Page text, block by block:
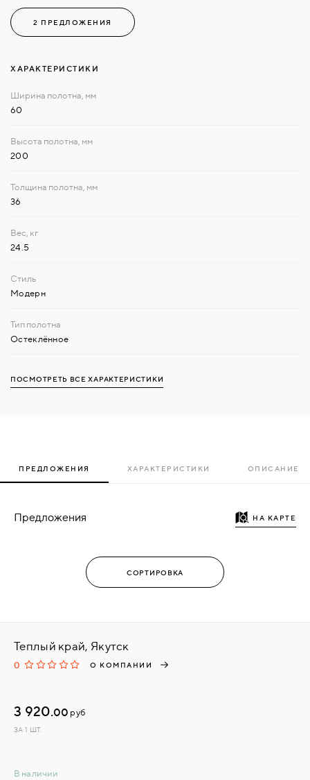
2 ПРЕДЛОЖЕНИЯ
ХАРАКТЕРИСТИКИ
60
200
36
24.5
Модерн
Остеклённое
ПОСМОТРЕТЬ ВСЕ ХАРАКТЕРИСТИКИ
ПРЕДЛОЖЕНИЯ ХАРАКТЕРИСТИКИ ОПИСАНИЕ
Предложения НА КАРТЕ
Теплый край, Якутск
0 О КОМПАНИИ
В наличии
3 920.00 руб
ЗА 1 ШТ.